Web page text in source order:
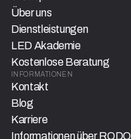
Über uns
Dienstleistungen
LED Akademie
Kostenlose Beratung
INFORMATIONEN
Kontakt
Blog
Karriere